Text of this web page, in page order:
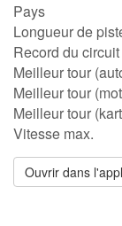
Pays
Longueur de
Record du circuit
Meilleur tour
Meilleur tour
Meilleur tour
Vitesse max.
Ouvrir dans